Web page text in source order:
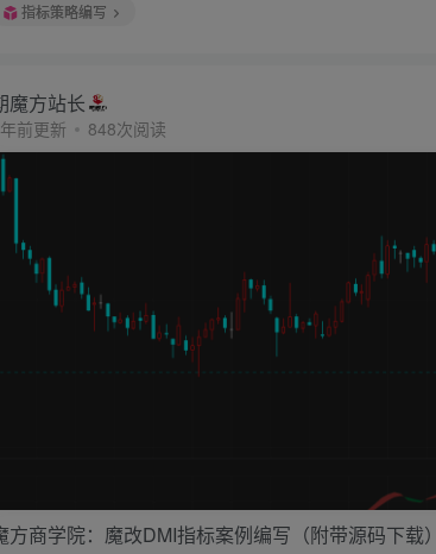
指标策略编写
魔方站长
前更新 848次阅读
方商学院：魔改DMI指标案例编写（附带源码下载）